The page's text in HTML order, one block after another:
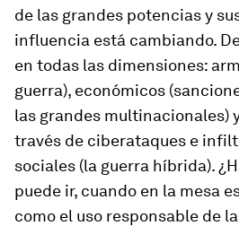
de las grandes potencias y
influencia está cambiando.
en todas las dimensiones:
guerra), económicos
las grandes multinacionales)
través de ciberataques e
sociales (la guerra híbrida).
puede ir, cuando en la mesa
como el uso responsable de